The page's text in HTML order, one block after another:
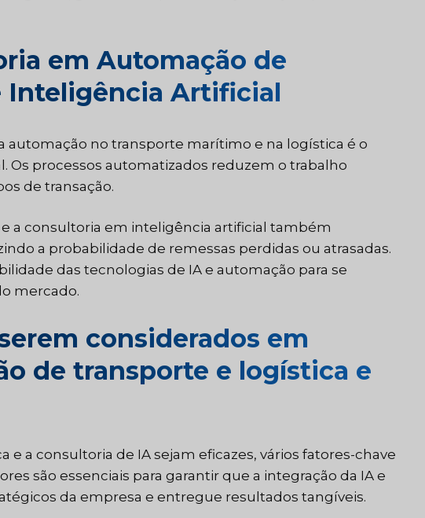
em Automação de
Inteligência Artificial
automação no transporte marítimo e na logística é o
Os processos automatizados reduzem o trabalho
de transação.
a consultoria em inteligência artificial também
a probabilidade de remessas perdidas ou atrasadas.
das tecnologias de IA e automação para se
mercado.
considerados em
de transporte e logística e
a consultoria de IA sejam eficazes, vários fatores-chave
são essenciais para garantir que a integração da IA e
da empresa e entregue resultados tangíveis.